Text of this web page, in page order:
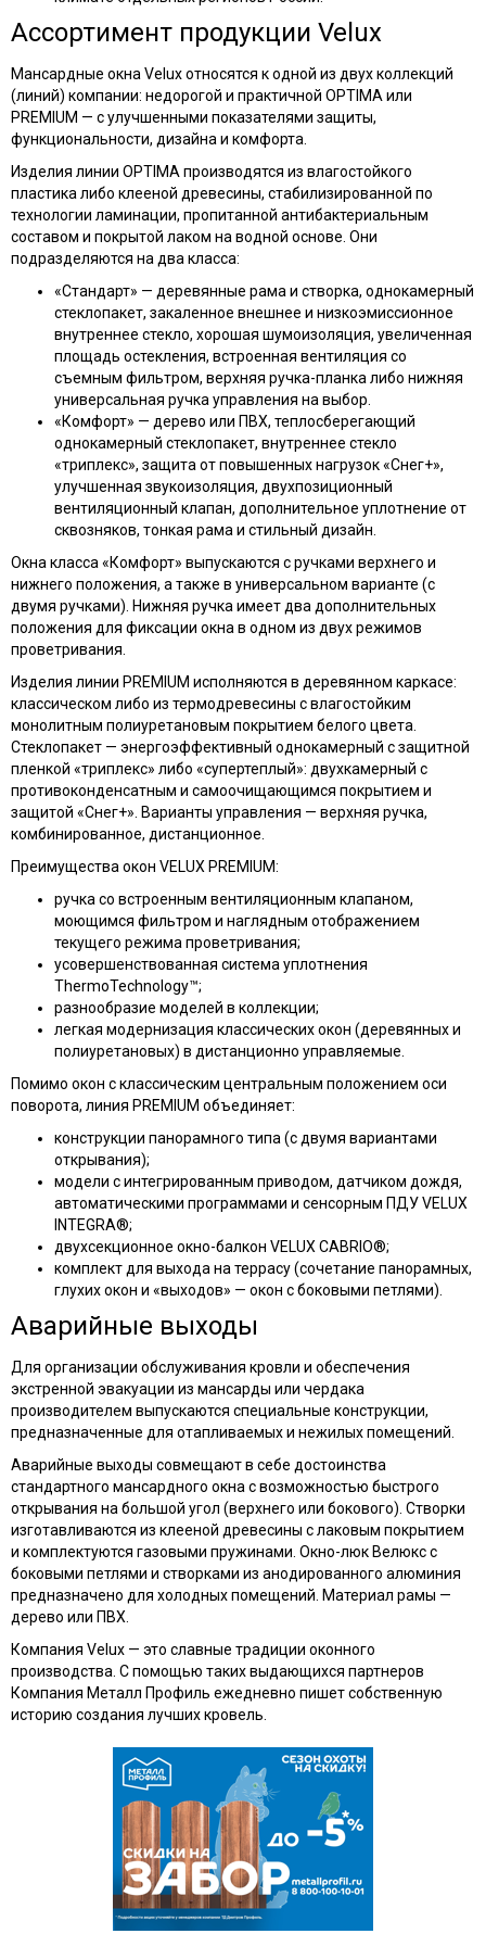
Ассортимент продукции Velux
Мансардные окна Velux относятся к одной из двух коллекций
(линий) компании: недорогой и практичной OPTIMA или
PREMIUM — с улучшенными показателями защиты,
функциональности, дизайна и комфорта.
Изделия линии OPTIMA производятся из влагостойкого
пластика либо клееной древесины, стабилизированной по
технологии ламинации, пропитанной антибактериальным
составом и покрытой лаком на водной основе. Они
подразделяются на два класса:
«Стандарт» — деревянные рама и створка, однокамерный
стеклопакет, закаленное внешнее и низкоэмиссионное
внутреннее стекло, хорошая шумоизоляция, увеличенная
площадь остекления, встроенная вентиляция со
съемным фильтром, верхняя ручка-планка либо нижняя
универсальная ручка управления на выбор.
«Комфорт» — дерево или ПВХ, теплосберегающий
однокамерный стеклопакет, внутреннее стекло
«триплекс», защита от повышенных нагрузок «Снег+»,
улучшенная звукоизоляция, двухпозиционный
вентиляционный клапан, дополнительное уплотнение от
сквозняков, тонкая рама и стильный дизайн.
Окна класса «Комфорт» выпускаются с ручками верхнего и
нижнего положения, а также в универсальном варианте (с
двумя ручками). Нижняя ручка имеет два дополнительных
положения для фиксации окна в одном из двух режимов
проветривания.
Изделия линии PREMIUM исполняются в деревянном каркасе:
классическом либо из термодревесины с влагостойким
монолитным полиуретановым покрытием белого цвета.
Стеклопакет — энергоэффективный однокамерный с защитной
пленкой «триплекс» либо «супертеплый»: двухкамерный с
противоконденсатным и самоочищающимся покрытием и
защитой «Снег+». Варианты управления — верхняя ручка,
комбинированное, дистанционное.
Преимущества окон VELUX PREMIUM:
ручка со встроенным вентиляционным клапаном,
моющимся фильтром и наглядным отображением
текущего режима проветривания;
усовершенствованная система уплотнения
ThermoTechnology™;
разнообразие моделей в коллекции;
легкая модернизация классических окон (деревянных и
полиуретановых) в дистанционно управляемые.
Помимо окон с классическим центральным положением оси
поворота, линия PREMIUM объединяет:
конструкции панорамного типа (с двумя вариантами
открывания);
модели с интегрированным приводом, датчиком дождя,
автоматическими программами и сенсорным ПДУ VELUX
INTEGRA®;
двухсекционное окно-балкон VELUX CABRIO®;
комплект для выхода на террасу (сочетание панорамных,
глухих окон и «выходов» — окон с боковыми петлями).
Аварийные выходы
Для организации обслуживания кровли и обеспечения
экстренной эвакуации из мансарды или чердака
производителем выпускаются специальные конструкции,
предназначенные для отапливаемых и нежилых помещений.
Аварийные выходы совмещают в себе достоинства
стандартного мансардного окна с возможностью быстрого
открывания на большой угол (верхнего или бокового). Створки
изготавливаются из клееной древесины с лаковым покрытием
и комплектуются газовыми пружинами. Окно-люк Велюкс с
боковыми петлями и створками из анодированного алюминия
предназначено для холодных помещений. Материал рамы —
дерево или ПВХ.
Компания Velux — это славные традиции оконного
производства. С помощью таких выдающихся партнеров
Компания Металл Профиль ежедневно пишет собственную
историю создания лучших кровель.